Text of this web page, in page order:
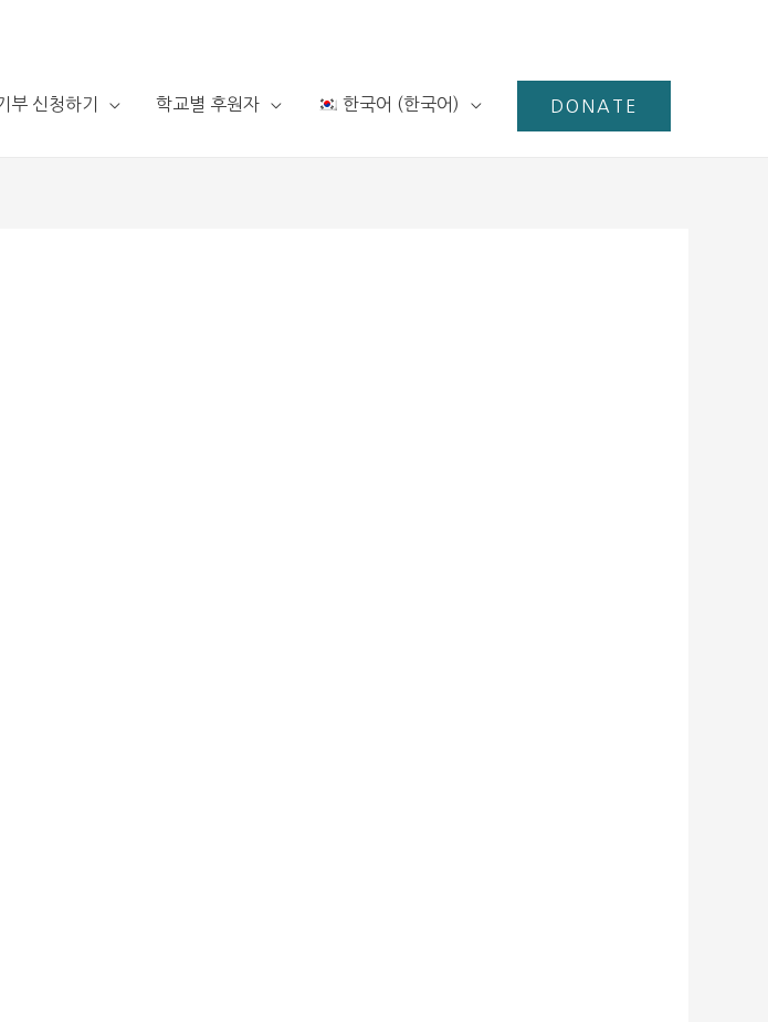
부 신청하기 학교별 후원자 한국어 (한국어 ) DONATE